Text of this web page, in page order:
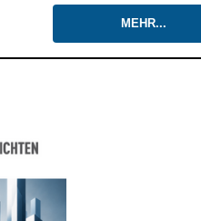
MEHR...